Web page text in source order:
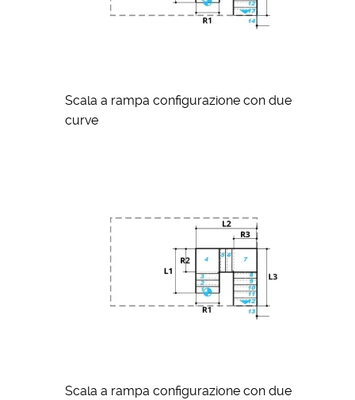
Scala a rampa configurazione con due
curve
Scala a rampa configurazione con due